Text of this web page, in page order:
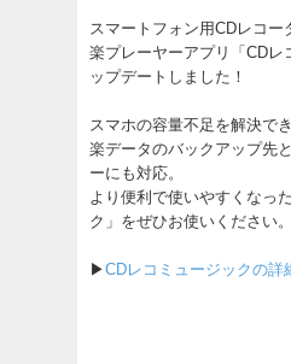
スマートフォン用CDレコー
楽プレーヤーアプリ「CDレ
ップデートしました！
スマホの容量不足を解決で
楽データのバックアップ先
ーにも対応。
より便利で使いやすくなっ
ク」をぜひお使いください。
▶CDレコミュージックの詳